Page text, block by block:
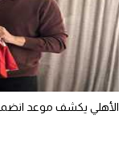
الأهلي يكشف موعد